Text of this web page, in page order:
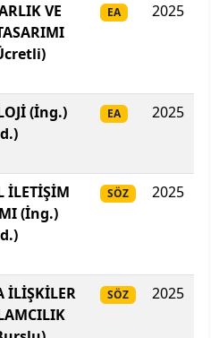
Bilimleri Üniversitesi
Üniversitesi
VE
EA 2025
(İng.)
EA 2025
İLETİŞİM
(İng.)
SÖZ 2025
İLİŞKİLER
SÖZ 2025